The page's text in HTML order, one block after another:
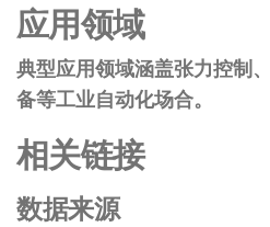
应用领域
典型应用领域涵盖张力控制
备等工业自动化场合。
相关链接
数据来源